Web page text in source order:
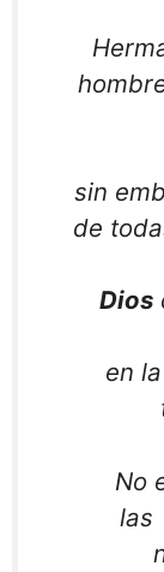
sin
de
Dios
en
No
las